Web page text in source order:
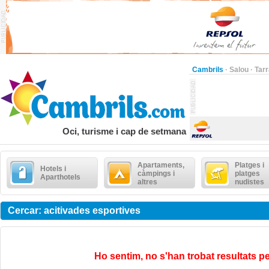
Cambrils · Salou ·
Oci, turisme i cap de setmana
Hotels i
Aparthotels
Apartaments,
càmpings i
altres
Platges i
platges
nudistes
Cercar: acitivades esportives
Ho sentim, no s'han trobat resultats